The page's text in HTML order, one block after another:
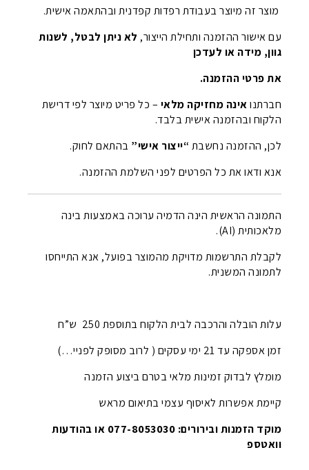
מוצר זה מיוצר בעבודת רפדות קפדנית ובהתאמה אישית.
עם אישור ההזמנה ותחילת הייצור, לא ניתן לבטל, לשנות
גוון, מידה או לעדכן
את פרטי ההזמנה.
חברתנואינה מחזיקה מלאי – כל פריט מיוצר לפי דרישת
הלקוח ובהזמנה אישית בלבד.
לכן, ההזמנה נחשבת “ייצור אישי” בהתאם לחוק.
אנא ודאו את כל הפרטים לפני השלמת ההזמנה.
התמונה הראשית הינה הדמיה ערוכה באמצעות בינה
מלאכותית (AI).
לקבלת התרשמות מדויקת מהמוצר בפועל, אנא התייחסו
לתמונה המשנית.
עלות הובלה והרכבה לבית הלקוח בתוספת 250 ש”ח
זמן אספקה עד 21 ימי עסקים ( לרוב מסופק לפניי…)
מומלץ לבדוק זמינות מלאי בטרם ביצוע הזמנה
קיימת אפשרות לאיסוף עצמי בתיאום מראש
מוקד הזמנות ובירורים: 077-8053030 או בהודעות
וואטספ